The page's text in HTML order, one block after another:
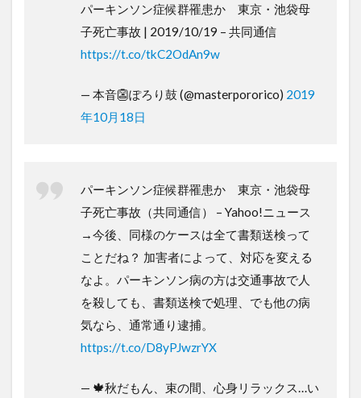
パーキンソン症候群罹患か 東京・池袋母
子死亡事故 | 2019/10/19 – 共同通信
https://t.co/tkC2OdAn9w
— 本音👺ぽろり鼓 (@masterpororico) 2019
年10月18日
パーキンソン症候群罹患か 東京・池袋母
子死亡事故（共同通信） – Yahoo!ニュース
→今後、同様のケースは全て書類送検って
ことだね？ 加害者によって、対応を変える
なよ。パーキンソン病の方は交通事故で人
を殺しても、書類送検で処理、でも他の病
気なら、通常通り逮捕。
https://t.co/D8yPJwzrYX
— 🍁秋だもん、束の間、心身リラックス…い